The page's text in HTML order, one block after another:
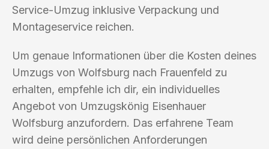
Service-Umzug inklusive Verpackung und
Montageservice reichen.
Um genaue Informationen über die Kosten deines
Umzugs von Wolfsburg nach Frauenfeld zu
erhalten, empfehle ich dir, ein individuelles
Angebot von Umzugskönig Eisenhauer
Wolfsburg anzufordern. Das erfahrene Team
wird deine persönlichen Anforderungen